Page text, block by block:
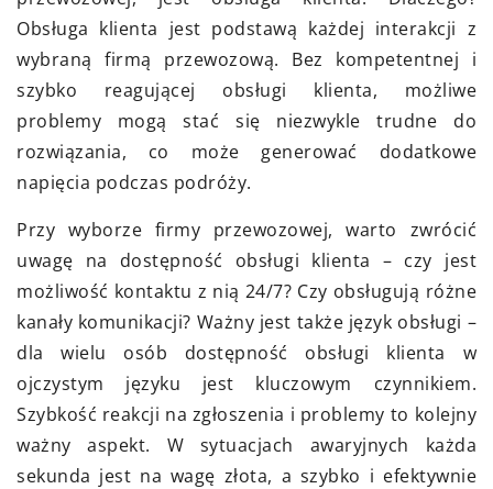
Obsługa klienta jest podstawą każdej interakcji z
wybraną firmą przewozową. Bez kompetentnej i
szybko reagującej obsługi klienta, możliwe
problemy mogą stać się niezwykle trudne do
rozwiązania, co może generować dodatkowe
napięcia podczas podróży.
Przy wyborze firmy przewozowej, warto zwrócić
uwagę na dostępność obsługi klienta – czy jest
możliwość kontaktu z nią 24/7? Czy obsługują różne
kanały komunikacji? Ważny jest także język obsługi –
dla wielu osób dostępność obsługi klienta w
ojczystym języku jest kluczowym czynnikiem.
Szybkość reakcji na zgłoszenia i problemy to kolejny
ważny aspekt. W sytuacjach awaryjnych każda
sekunda jest na wagę złota, a szybko i efektywnie